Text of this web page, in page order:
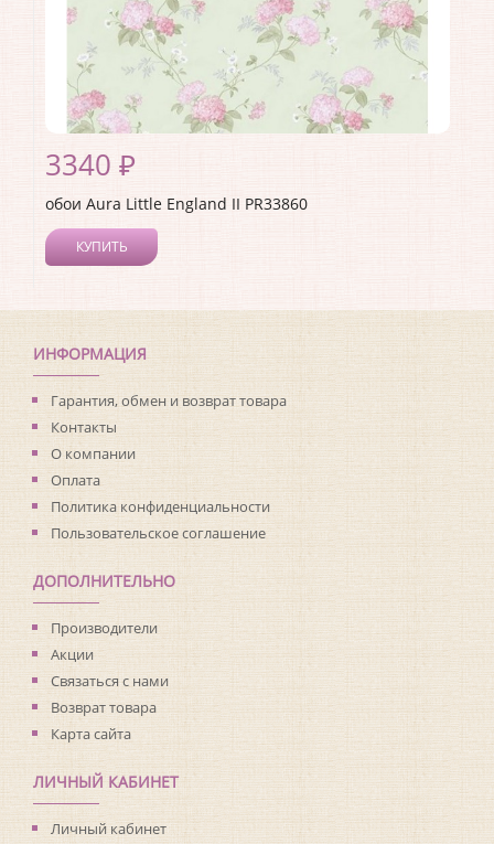
3340 ₽
обои Aura Little England II PR33860
КУПИТЬ
ИНФОРМАЦИЯ
Гарантия, обмен и возврат товара
Контакты
О компании
Оплата
Политика конфиденциальности
Пользовательское соглашение
ДОПОЛНИТЕЛЬНО
Производители
Акции
Связаться с нами
Возврат товара
Карта сайта
ЛИЧНЫЙ КАБИНЕТ
Личный кабинет